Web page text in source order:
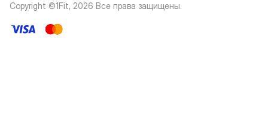
Copyright ©1Fit, 2026 Все права защищены.